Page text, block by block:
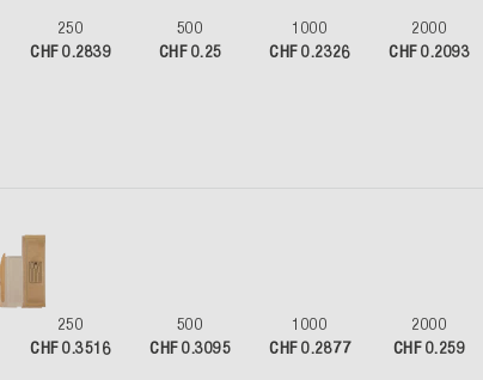
250
CHF 0.2839
500
CHF 0.25
1000
CHF 0.2326
2000
CHF 0.2093
250
CHF 0.3516
500
CHF 0.3095
1000
CHF 0.2877
2000
CHF 0.259